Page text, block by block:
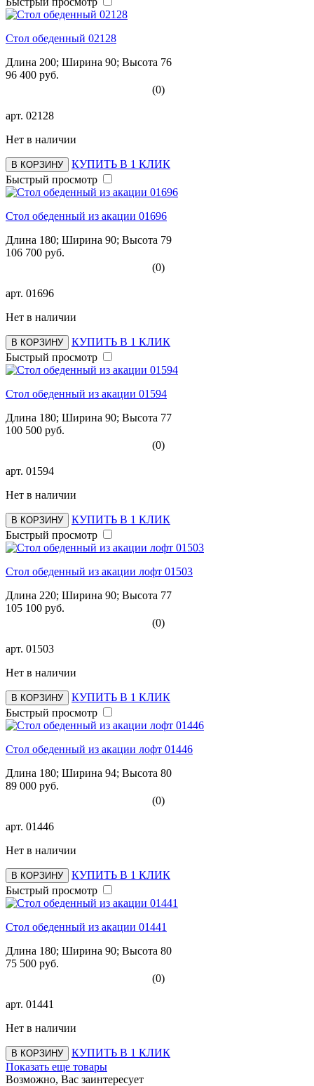
Стол обеденный 02128
Длина 200; Ширина 90; Высота 76
96 400 руб.
(0)
арт. 02128
Нет в наличии
В КОРЗИНУ
КУПИТЬ В 1 КЛИК
Быстрый просмотр
Стол обеденный из акации 01696
Длина 180; Ширина 90; Высота 79
106 700 руб.
(0)
арт. 01696
Нет в наличии
В КОРЗИНУ
КУПИТЬ В 1 КЛИК
Быстрый просмотр
Стол обеденный из акации 01594
Длина 180; Ширина 90; Высота 77
100 500 руб.
(0)
арт. 01594
Нет в наличии
В КОРЗИНУ
КУПИТЬ В 1 КЛИК
Быстрый просмотр
Стол обеденный из акации лофт 01503
Длина 220; Ширина 90; Высота 77
105 100 руб.
(0)
арт. 01503
Нет в наличии
В КОРЗИНУ
КУПИТЬ В 1 КЛИК
Быстрый просмотр
Стол обеденный из акации лофт 01446
Длина 180; Ширина 94; Высота 80
89 000 руб.
(0)
арт. 01446
Нет в наличии
В КОРЗИНУ
КУПИТЬ В 1 КЛИК
Быстрый просмотр
Стол обеденный из акации 01441
Длина 180; Ширина 90; Высота 80
75 500 руб.
(0)
арт. 01441
Нет в наличии
В КОРЗИНУ
КУПИТЬ В 1 КЛИК
Показать еще товары
Возможно, Вас заинтересует